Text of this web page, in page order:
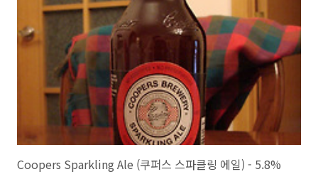
는 50%의 점유율을 소유하고 있는 거대기업입니다. 북경시내에서 그냥
'맥주 주세요!' '보통 주세요!' 하면 연경맥주를 가져다 줄 정도로 북경의
상징이 되어버린 맥주입니다. 연경맥주 역시도 단순히 한 종류의 맥주가
아닌 여러가지 ..
Coopers Sparkling Ale (쿠퍼스 스파클링 에일) - 5.8%